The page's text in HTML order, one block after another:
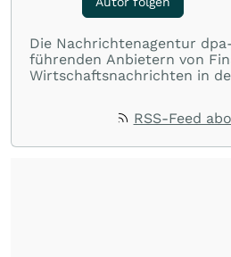
Die Nachrichtenagentur
führenden Anbietern von
Wirtschaftsnachrichten in
englischer Sprache.
dpa-AFX unabhängig,
RSS-Feed